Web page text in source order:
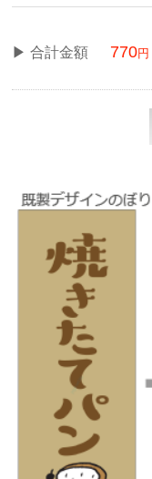
合計金額 770